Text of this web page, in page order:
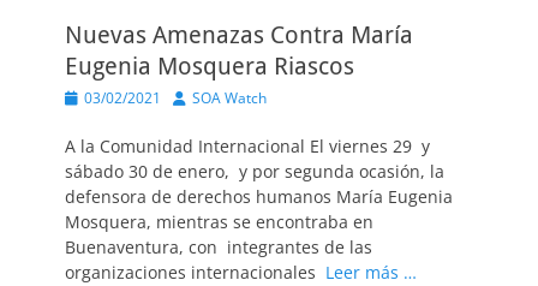
e
b
o
k
o
d
o
n
l p
ar
tir
Nuevas Amenazas Contra María
Eugenia Mosquera Riascos
Publicado
03/02/2021 AutorSOA Watch
A la Comunidad Internacional El viernes 29 y
sábado 30 de enero, y por segunda ocasión, la
defensora de derechos humanos María Eugenia
Mosquera, mientras se encontraba en
Buenaventura, con integrantes de las
organizaciones internacionales Leer más …